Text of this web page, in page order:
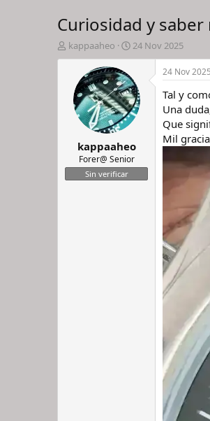
Curiosidad y saber
I
n
e
l
kappaaheo
F
e
h
a
d
e
n
i
c
i
24 Nov 2025
kappaaheo
Forer@ Senior
Sin verificar
24 Nov 2025
Tal y
Una
Que
Mil